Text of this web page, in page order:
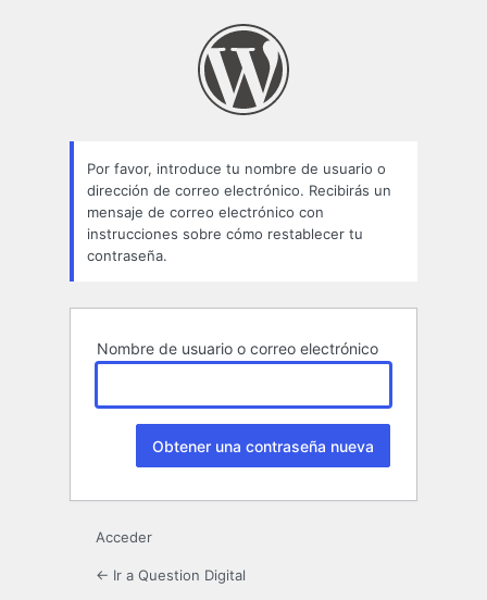
Por favor, introduce tu nombre de usuario o
dirección de correo electrónico. Recibirás un
mensaje de correo electrónico con
instrucciones sobre cómo restablecer tu
contraseña.
Nombre de usuario o correo electrónico
Acceder
← Ir a Question Digital